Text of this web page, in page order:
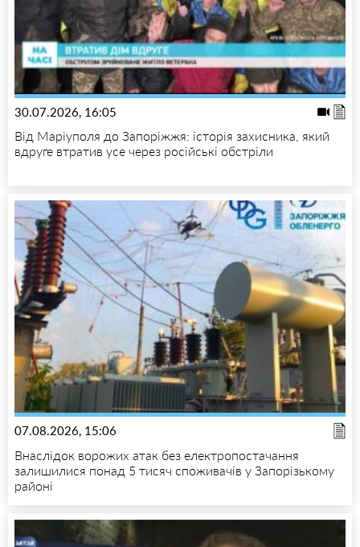
30.07.2026, 16:05
Від Маріуполя до Запоріжжя: історія захисника, який
вдруге втратив усе через російські обстріли
07.08.2026, 15:06
Внаслідок ворожих атак без електропостачання
залишилися понад 5 тисяч споживачів у Запорізькому
районі